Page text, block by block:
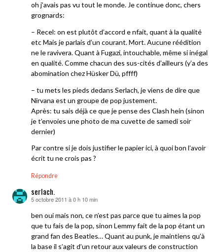
oh j’avais pas vu tout le monde. Je continue donc, chers
grognards:
– Recel: on est plutôt d’accord e nfait, quant à la qualité
etc Mais je parlais d’un courant. Mort. Aucune réédition
ne le ravivera. Quant à Fugazi, intouchable, même si inégal
en qualité. Comme chacun des sus-cités d’ailleurs (y’a des
abomination chez Hüsker Dü, pffff)
– tu mets les pieds dedans Serlach, je viens de dire que
Nirvana est un groupe de pop justement.
Après: tu sais déjà ce que je pense des Clash hein (sinon
je t’envoies une photo de ma cuvette de samedi soir
dernier)
Par contre si je dois justifier le papier ici, à quoi bon l’avoir
écrit tu ne crois pas ?
Répondre
serlach.
dit :
5 octobre 2011 à 0 h 10 min
ben oui mais non, ce n’est pas parce que tu aimes la pop
que tu fais de la pop, sinon Lemmy fait de la pop étant un
grand fan des Beatles… Quant au punk, je maintiens qu’à
la base il s’agit d’un retour aux valeurs de construction